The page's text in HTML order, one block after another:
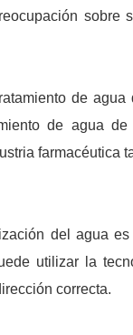
de
de agua
farmacéutica
del agua
utilizar la
correcta.